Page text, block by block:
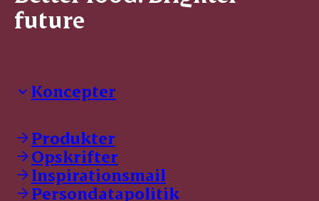
future
Koncepter
Dyrbar
GØL
Tulip
Friland
Dansk Kødkvæg
Produkter
Opskrifter
Inspirationsmail
Persondatapolitik